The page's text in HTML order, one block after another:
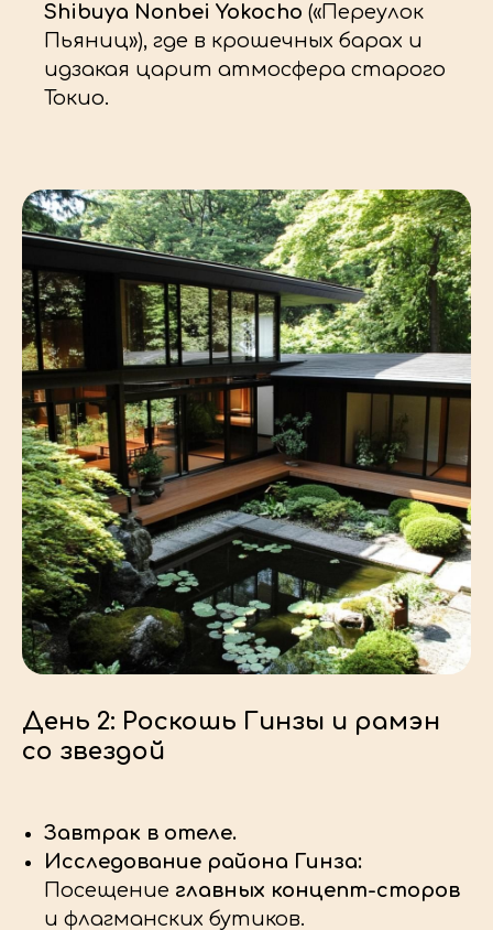
Shibuya Nonbei Yokocho («Переулок
Пьяниц»), где в крошечных барах и
идзакая царит атмосфера старого
Токио.
День 2: Роскошь Гинзы и рамэн
со звездой
Завтрак в отеле.
Исследование района Гинза:
Посещение главных концепт-сторов
и флагманских бутиков.